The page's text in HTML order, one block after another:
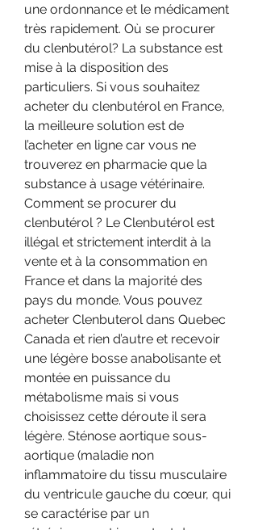
une ordonnance et le médicament
très rapidement. Où se procurer
du clenbutérol? La substance est
mise à la disposition des
particuliers. Si vous souhaitez
acheter du clenbutérol en France,
la meilleure solution est de
l’acheter en ligne car vous ne
trouverez en pharmacie que la
substance à usage vétérinaire.
Comment se procurer du
clenbutérol ? Le Clenbutérol est
illégal et strictement interdit à la
vente et à la consommation en
France et dans la majorité des
pays du monde. Vous pouvez
acheter Clenbuterol dans Quebec
Canada et rien d’autre et recevoir
une légère bosse anabolisante et
montée en puissance du
métabolisme mais si vous
choisissez cette déroute il sera
légère. Sténose aortique sous-
aortique (maladie non
inflammatoire du tissu musculaire
du ventricule gauche du cœur, qui
se caractérise par un